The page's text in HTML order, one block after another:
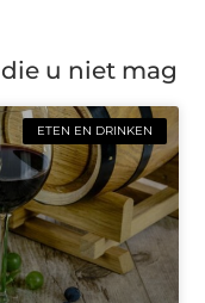
die u niet mag
ETEN EN DRINKEN